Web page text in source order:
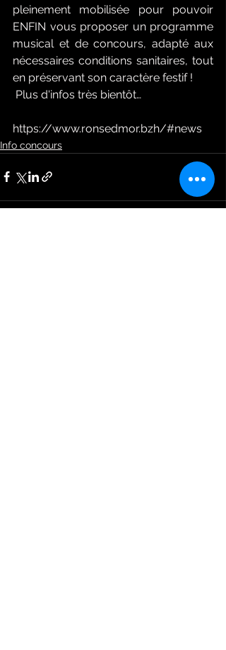
pleinement mobilisée pour pouvoir
ENFIN vous proposer un programme
musical et de concours, adapté aux
nécessaires conditions sanitaires, tout
en préservant son caractère festif !
Plus d'infos très bientôt…
https://www.ronsedmor.bzh/#news
Info concours